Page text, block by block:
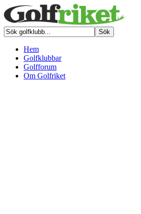
Hem
Golfklubbar
Golfforum
Om Golfriket